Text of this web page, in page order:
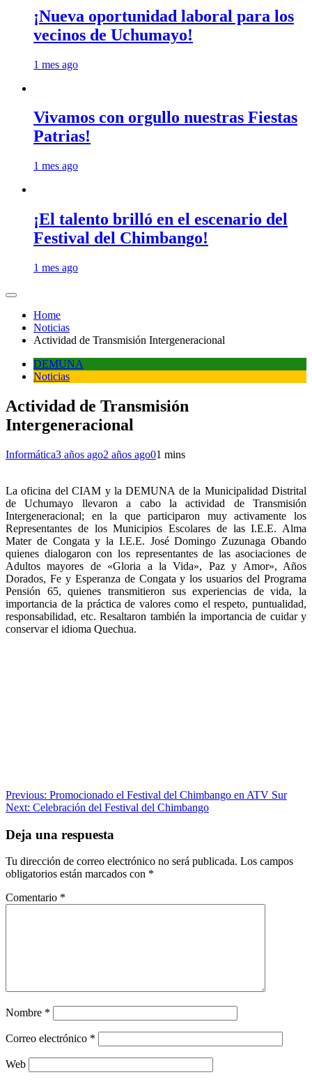
¡Nueva oportunidad laboral para los
vecinos de Uchumayo!
1 mes ago
Vivamos con orgullo nuestras Fiestas
Patrias!
1 mes ago
¡El talento brilló en el escenario del
Festival del Chimbango!
1 mes ago
Home
Noticias
Actividad de Transmisión Intergeneracional
DEMUNA
Noticias
Actividad de Transmisión
Intergeneracional
Informática3 años ago2 años ago01 mins
La oficina del CIAM y la DEMUNA de la Municipalidad Distrital
de Uchumayo llevaron a cabo la actividad de Transmisión
Intergeneracional; en la que participaron muy activamente los
Representantes de los Municipios Escolares de las I.E.E. Alma
Mater de Congata y la I.E.E. José Domingo Zuzunaga Obando
quienes dialogaron con los representantes de las asociaciones de
Adultos mayores de «Gloria a la Vida», Paz y Amor», Años
Dorados, Fe y Esperanza de Congata y los usuarios del Programa
Pensión 65, quienes transmitieron sus experiencias de vida, la
importancia de la práctica de valores como el respeto, puntualidad,
responsabilidad, etc. Resaltaron también la importancia de cuidar y
conservar el idioma Quechua.
Navegación
de
entradas
Previous: Promocionado el Festival del Chimbango en ATV Sur
Next: Celebración del Festival del Chimbango
Deja una respuesta
Tu dirección de correo electrónico no será publicada. Los campos
obligatorios están marcados con *
Comentario *
Nombre *
Correo electrónico *
Web